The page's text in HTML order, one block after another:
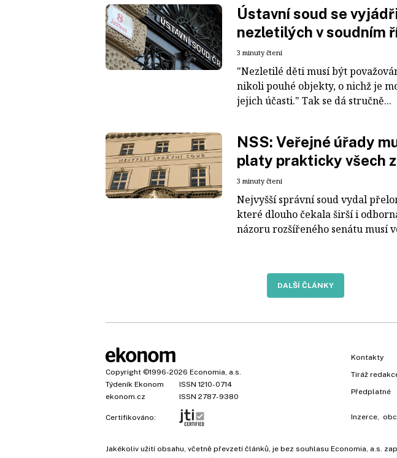
Ústavní soud se
nezletilých v soudním
3 minuty čtení
"Nezletilé děti musí být
nikoli pouhé objekty, o nichž je
jejich účasti." Tak se dá stručně...
NSS: Veřejné úřady
platy prakticky všech
3 minuty čtení
Nejvyšší správní soud vydal
které dlouho čekala širší i
názoru rozšířeného senátu musí
DALŠÍ ČLÁNKY
Copyright ©1996-2026 Economia, a.s.
Týdeník Ekonom
ISSN 1210-0714
ekonom.cz
ISSN 2787-9380
Certifikováno:
Kontakty
Tiráž
Předplatné
Inzerce ,
Jakékoliv užití obsahu, včetně převzetí článků, je bez souhlasu Economia, a.s.